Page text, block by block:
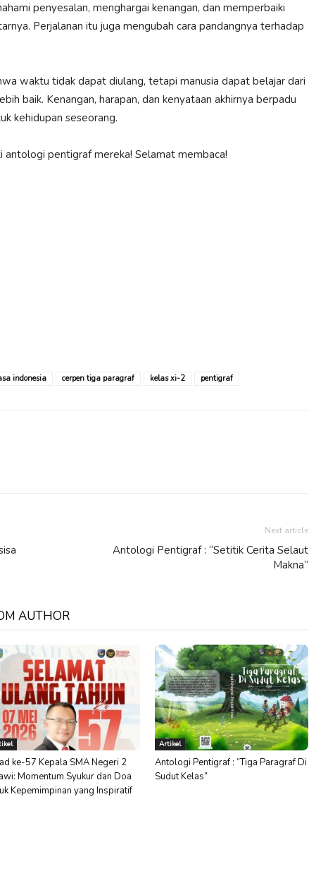
penyesalan, menghargai kenangan, dan memperbaiki
Perjalanan itu juga mengubah cara pandangnya terhadap
waktu tidak dapat diulang, tetapi manusia dapat belajar dari
baik. Kenangan, harapan, dan kenyataan akhirnya berpadu
kehidupan seseorang.
antologi pentigraf mereka! Selamat membaca!
indonesia cerpen tiga paragraf kelas xi-2 pentigraf
Next article
Antologi Pentigraf : “Setitik Cerita Selaut
Makna”
AUTHOR
ke-57 Kepala SMA Negeri 2
Momentum Syukur dan Doa
Kepemimpinan yang Inspiratif
Artikel
Antologi Pentigraf : “Tiga Paragraf Di
Sudut Kelas”